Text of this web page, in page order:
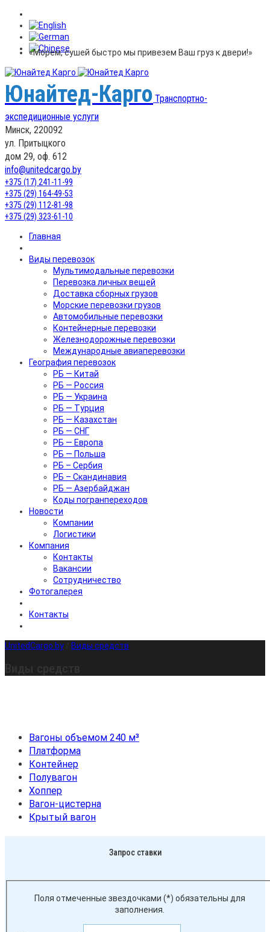
«Морем, сушей быстро мы привезем Ваш груз к двери!»
Юнайтед-Карго Транспортно-
экспедиционные услуги
Минск, 220092
ул. Притыцкого
дом 29, оф. 612
info@unitedcargo.by
+375 (17) 241-11-99
+375 (29) 164-49-53
+375 (29) 112-81-98
+375 (29) 323-61-10
Главная
Виды перевозок
Мультимодальные перевозки
Перевозка личных вещей
Доставка сборных грузов
Морские перевозки грузов
Автомобильные перевозки
Контейнерные перевозки
Железнодорожные перевозки
Международные авиаперевозки
География перевозок
РБ — Китай
РБ — Россия
РБ — Украина
РБ — Турция
РБ — Казахстан
РБ — СНГ
РБ — Европа
РБ — Польша
РБ – Сербия
РБ – Скандинавия
РБ — Азербайджан
Коды погранпереходов
Новости
Компании
Логистики
Компания
Контакты
Вакансии
Сотрудничество
Фотогалерея
Контакты
UnitedCargo.by Виды средств
Вагоны объемом 240 м³
Платформа
Контейнер
Полувагон
Хоппер
Вагон-цистерна
Крытый вагон
Запрос ставки
Поля отмеченные звездочками (*) обязательны для
заполнения.